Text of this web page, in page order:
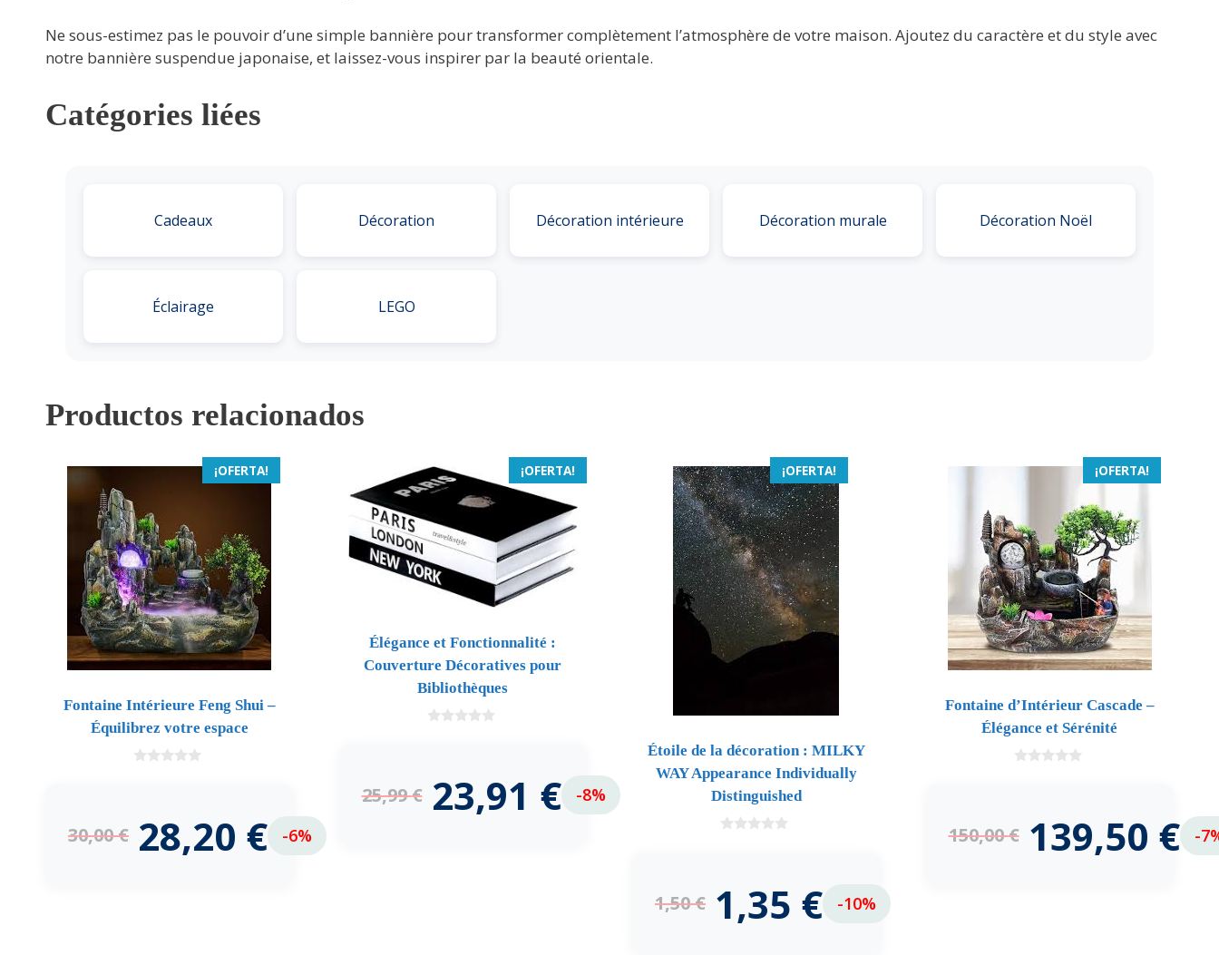
Ne sous-estimez pas le pouvoir d’une simple bannière pour transformer complètement l’atmosphère de votre maison. Ajoutez du caractère et du style avec
notre bannière suspendue japonaise, et laissez-vous inspirer par la beauté orientale.
Catégories liées
Cadeaux Décoration Décoration intérieure Décoration murale Décoration Noël
Éclairage LEGO
Productos relacionados
¡OFERTA!
Fontaine Intérieure Feng Shui –
Équilibrez votre espace
30,00€ 28,20 € -6%
¡OFERTA!
Élégance et Fonctionnalité :
Couverture Décoratives pour
Bibliothèques
25,99€ 23,91 € -8%
¡OFERTA!
Étoile de la décoration : MILKY
WAY Appearance Individually
Distinguished
1,50€ 1,35 € -10%
¡OFERTA!
Fontaine d’Intérieur Cascade –
Élégance et Sérénité
150,00€ 139,50 € -